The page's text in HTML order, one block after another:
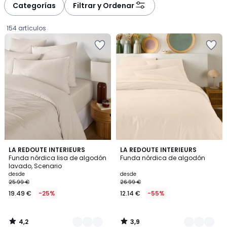
Categorías Filtrar y Ordenar
154 artículos
LA REDOUTE INTERIEURS
Funda nórdica lisa de algodón
lavado, Scenario
Precio
a
partir
19.49
desde
25.99 €
19.49 € -25%
4,2
/ 5
18
Colores
4,2
/
LA REDOUTE INTERIEURS
Funda nórdica de algodón
desde
26.99 €
12.14 € -55%
3,9
/ 5
6
Colores
3,9
/